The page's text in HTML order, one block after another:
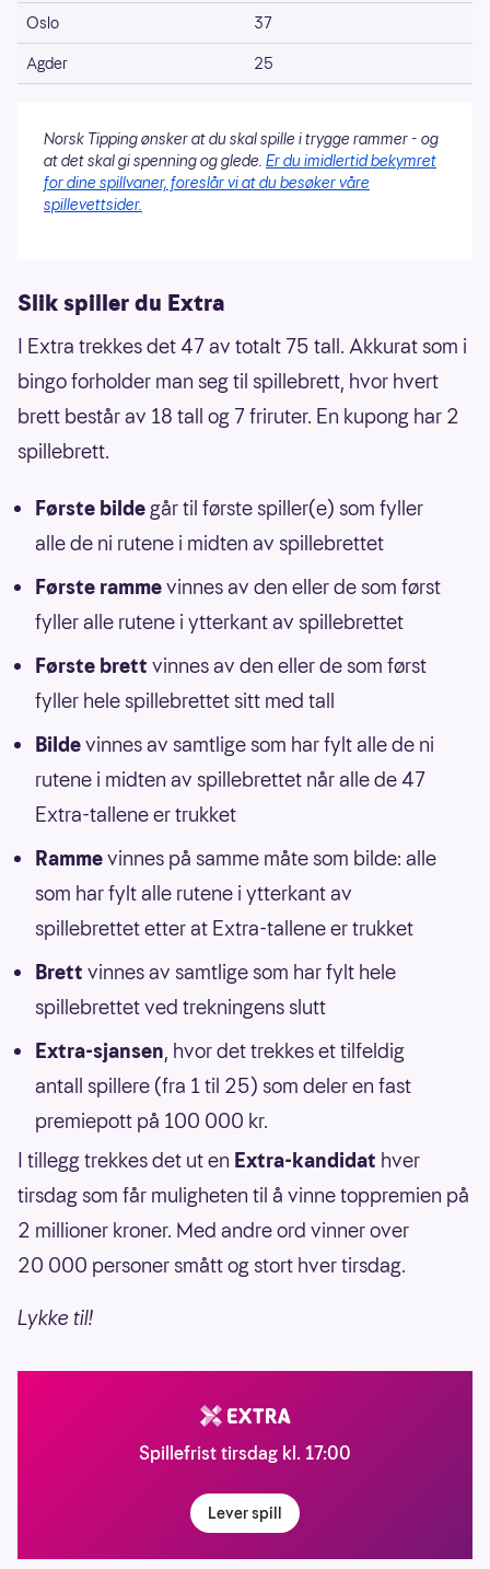
Oslo
37
Agder
25
Norsk Tipping ønsker at du skal spille i trygge rammer - og
at det skal gi spenning og glede. Er du imidlertid bekymret
for dine spillvaner, foreslår vi at du besøker våre
spillevettsider.
Slik spiller du Extra
I Extra trekkes det 47 av totalt 75 tall. Akkurat som i
bingo forholder man seg til spillebrett, hvor hvert
brett består av 18 tall og 7 friruter. En kupong har 2
spillebrett.
Første bildegår til første spiller(e) som fyller
alle de ni rutene i midten av spillebrettet
Første rammevinnes av den eller de som først
fyller alle rutene i ytterkant av spillebrettet
Første brett vinnes av den eller de som først
fyller hele spillebrettet sitt med tall
Bildevinnes av samtlige som har fylt alle de ni
rutene i midten av spillebrettet når alle de 47
Extra-tallene er trukket
Rammevinnes på samme måte som bilde: alle
som har fylt alle rutene i ytterkant av
spillebrettet etter at Extra-tallene er trukket
Brett vinnes av samtlige som har fylt hele
spillebrettet ved trekningens slutt
Extra-sjansen, hvor det trekkes et tilfeldig
antall spillere (fra 1 til 25) som deler en fast
premiepott på 100 000 kr.
I tillegg trekkes det ut en Extra-kandidat hver
tirsdag som får muligheten til å vinne toppremien på
2 millioner kroner. Med andre ord vinner over
20 000 personer smått og stort hver tirsdag.
Lykke til!
Spillefrist tirsdag kl. 17:00
Lever spill